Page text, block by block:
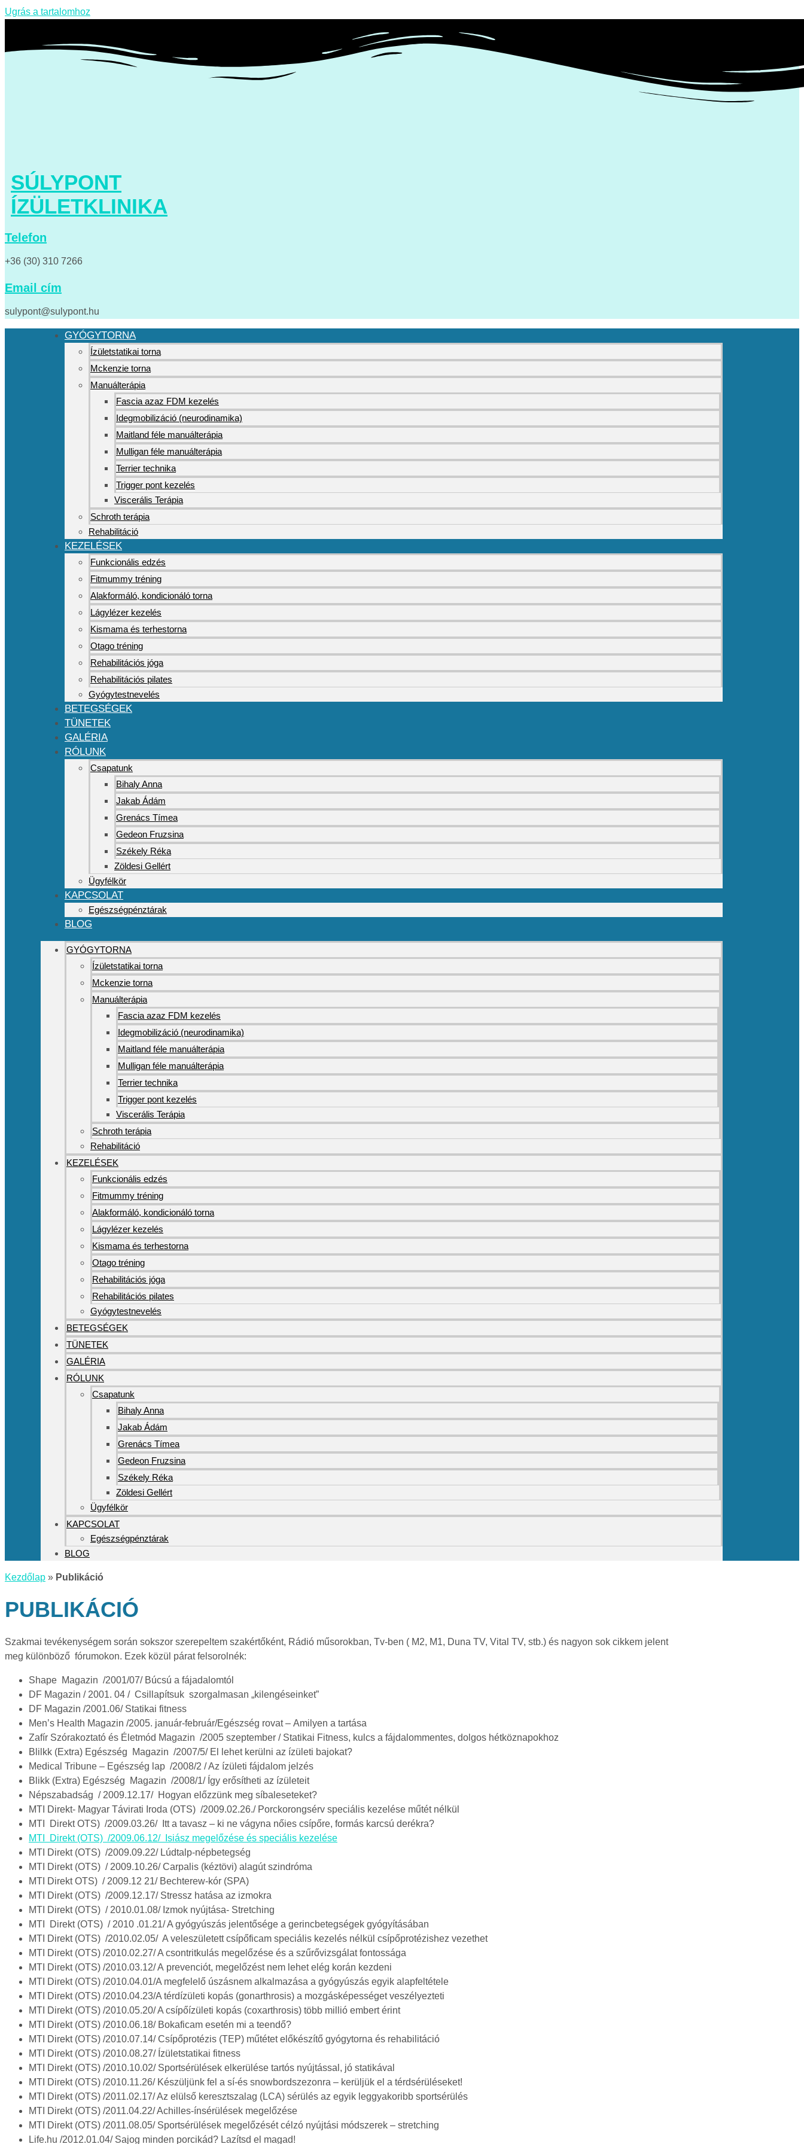
Ugrás a tartalomhoz
SÚLYPONT
ÍZÜLETKLINIKA
Telefon
+36 (30) 310 7266
Email cím
sulypont@sulypont.hu
GYÓGYTORNA
Ízületstatikai torna
Mckenzie torna
Manuálterápia
Fascia azaz FDM kezelés
Idegmobilizáció (neurodinamika)
Maitland féle manuálterápia
Mulligan féle manuálterápia
Terrier technika
Trigger pont kezelés
Viscerális Terápia
Schroth terápia
Rehabilitáció
KEZELÉSEK
Funkcionális edzés
Fitmummy tréning
Alakformáló, kondicionáló torna
Lágylézer kezelés
Kismama és terhestorna
Otago tréning
Rehabilitációs jóga
Rehabilitációs pilates
Gyógytestnevelés
BETEGSÉGEK
TÜNETEK
GALÉRIA
RÓLUNK
Csapatunk
Bihaly Anna
Jakab Ádám
Grenács Tímea
Gedeon Fruzsina
Székely Réka
Zöldesi Gellért
Ügyfélkör
KAPCSOLAT
Egészségpénztárak
BLOG
GYÓGYTORNA
Ízületstatikai torna
Mckenzie torna
Manuálterápia
Fascia azaz FDM kezelés
Idegmobilizáció (neurodinamika)
Maitland féle manuálterápia
Mulligan féle manuálterápia
Terrier technika
Trigger pont kezelés
Viscerális Terápia
Schroth terápia
Rehabilitáció
KEZELÉSEK
Funkcionális edzés
Fitmummy tréning
Alakformáló, kondicionáló torna
Lágylézer kezelés
Kismama és terhestorna
Otago tréning
Rehabilitációs jóga
Rehabilitációs pilates
Gyógytestnevelés
BETEGSÉGEK
TÜNETEK
GALÉRIA
RÓLUNK
Csapatunk
Bihaly Anna
Jakab Ádám
Grenács Tímea
Gedeon Fruzsina
Székely Réka
Zöldesi Gellért
Ügyfélkör
KAPCSOLAT
Egészségpénztárak
BLOG
Kezdőlap » Publikáció
PUBLIKÁCIÓ
Szakmai tevékenységem során sokszor szerepeltem szakértőként, Rádió műsorokban, Tv-ben ( M2, M1, Duna TV, Vital TV, stb.) és nagyon sok cikkem jelent
meg különböző fórumokon. Ezek közül párat felsorolnék:
Shape Magazin /2001/07/ Búcsú a fájadalomtól
DF Magazin / 2001. 04 / Csillapítsuk szorgalmasan „kilengéseinket”
DF Magazin /2001.06/ Statikai fitness
Men’s Health Magazin /2005. január-február/Egészség rovat – Amilyen a tartása
Zafír Szórakoztató és Életmód Magazin /2005 szeptember / Statikai Fitness, kulcs a fájdalommentes, dolgos hétköznapokhoz
Blilkk (Extra) Egészség Magazin /2007/5/ El lehet kerülni az ízületi bajokat?
Medical Tribune – Egészség lap /2008/2 / Az ízületi fájdalom jelzés
Blikk (Extra) Egészség Magazin /2008/1/ Így erősítheti az ízületeit
Népszabadság / 2009.12.17/ Hogyan előzzünk meg síbaleseteket?
MTI Direkt- Magyar Távirati Iroda (OTS) /2009.02.26./ Porckorongsérv speciális kezelése műtét nélkül
MTI Direkt OTS) /2009.03.26/ Itt a tavasz – ki ne vágyna nőies csípőre, formás karcsú derékra?
MTI Direkt (OTS) /2009.06.12/ Isiász megelőzése és speciális kezelése
MTI Direkt (OTS) /2009.09.22/ Lúdtalp-népbetegség
MTI Direkt (OTS) / 2009.10.26/ Carpalis (kéztövi) alagút szindróma
MTI Direkt OTS) / 2009.12 21/ Bechterew-kór (SPA)
MTI Direkt (OTS) /2009.12.17/ Stressz hatása az izmokra
MTI Direkt (OTS) / 2010.01.08/ Izmok nyújtása- Stretching
MTI Direkt (OTS) / 2010 .01.21/ A gyógyúszás jelentősége a gerincbetegségek gyógyításában
MTI Direkt (OTS) /2010.02.05/ A veleszületett csípőficam speciális kezelés nélkül csípőprotézishez vezethet
MTI Direkt (OTS) /2010.02.27/ A csontritkulás megelőzése és a szűrővizsgálat fontossága
MTI Direkt (OTS) /2010.03.12/ A prevenciót, megelőzést nem lehet elég korán kezdeni
MTI Direkt (OTS) /2010.04.01/A megfelelő úszásnem alkalmazása a gyógyúszás egyik alapfeltétele
MTI Direkt (OTS) /2010.04.23/A térdízületi kopás (gonarthrosis) a mozgásképességet veszélyezteti
MTI Direkt (OTS) /2010.05.20/ A csípőízületi kopás (coxarthrosis) több millió embert érint
MTI Direkt (OTS) /2010.06.18/ Bokaficam esetén mi a teendő?
MTI Direkt (OTS) /2010.07.14/ Csípőprotézis (TEP) műtétet előkészítő gyógytorna és rehabilitáció
MTI Direkt (OTS) /2010.08.27/ Ízületstatikai fitness
MTI Direkt (OTS) /2010.10.02/ Sportsérülések elkerülése tartós nyújtással, jó statikával
MTI Direkt (OTS) /2010.11.26/ Készüljünk fel a sí-és snowbordszezonra – kerüljük el a térdsérüléseket!
MTI Direkt (OTS) /2011.02.17/ Az elülső keresztszalag (LCA) sérülés az egyik leggyakoribb sportsérülés
MTI Direkt (OTS) /2011.04.22/ Achilles-ínsérülések megelőzése
MTI Direkt (OTS) /2011.08.05/ Sportsérülések megelőzését célzó nyújtási módszerek – stretching
Life.hu /2012.01.04/ Sajog minden porcikád? Lazítsd el magad!